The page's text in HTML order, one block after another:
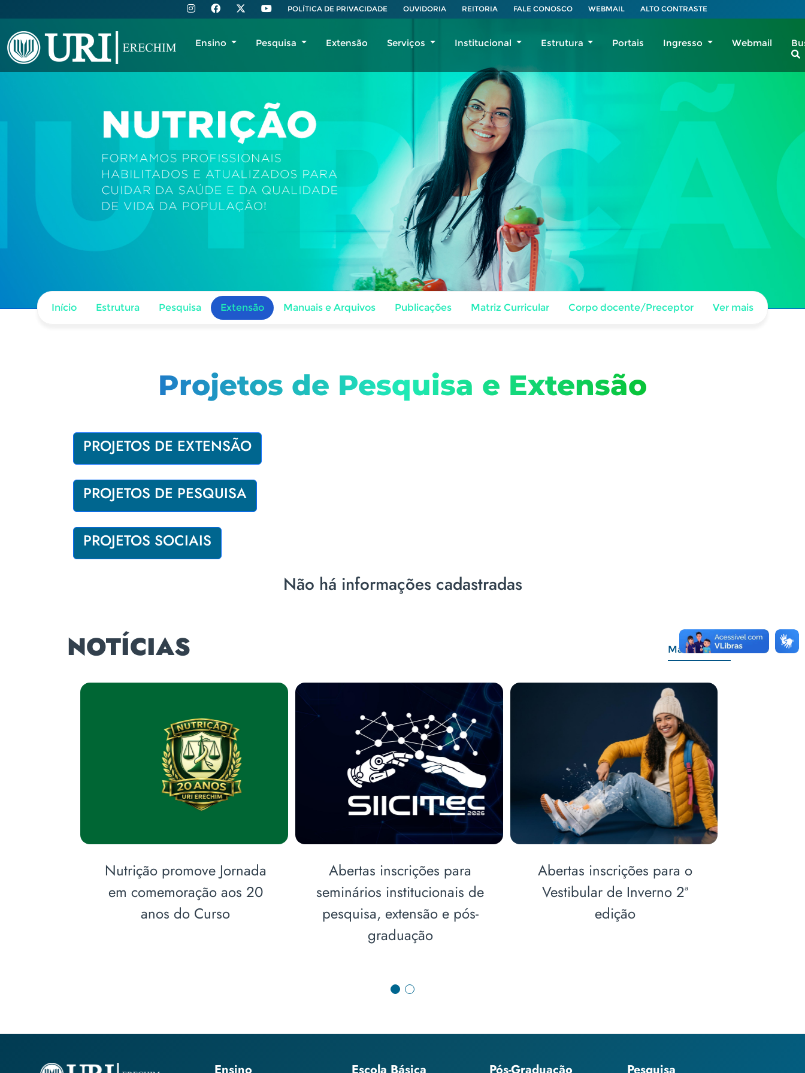
Ensino Pesquisa Extensão Serviços Institucional Estrutura Portais Ingresso Webmail
POLÍTICA DE PRIVACIDADE OUVIDORIA REITORIA FALE CONOSCO WEBMAIL ALTO CONTRASTE
Início Estrutura Pesquisa Extensão Manuais e Arquivos Publicações Matriz Curricular Corpo docente/Preceptor Ver mais
Projetos de Pesquisa e Extensão
PROJETOS DE EXTENSÃO
PROJETOS DE PESQUISA
PROJETOS SOCIAIS
Não há informações cadastradas
NOTÍCIAS Mais Notícias
Curso de Nutrição recebe
homenagem do Legislativo
de Erechim pelos seus 20
Novas terapias e condutas
clínicas pautam curso sobre
obesidade
Encerram na quinta-feira as
inscrições para o Vestibular
de Inverno